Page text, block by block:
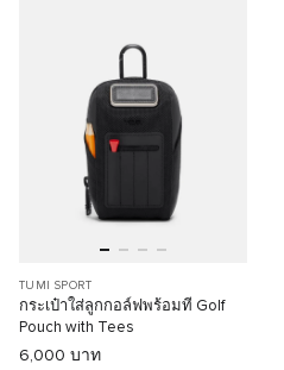
TUMI SPORT
กระเป๋าใส่ลูกกอล์ฟพร้อมที Golf
Pouch with Tees
6,000 บาท